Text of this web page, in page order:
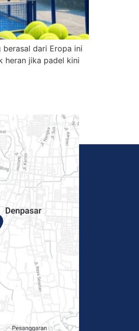
dari Eropa ini
heran jika padel kini